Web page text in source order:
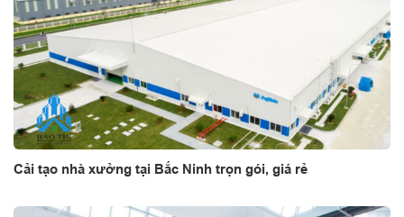
Cải tạo nhà xưởng tại Bắc Ninh trọn gói, giá rẻ